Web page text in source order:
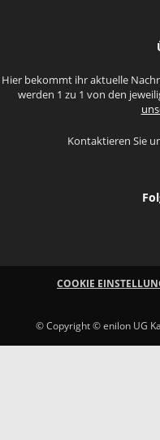
Hier bekommt ihr aktuelle
werden 1 zu 1 von den
Kontaktieren Sie
COOKIE
© Copyright © enilon UG